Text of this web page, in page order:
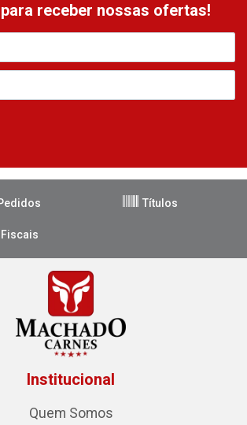
receber nossas ofertas!
Títulos
Institucional
Quem Somos